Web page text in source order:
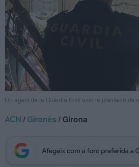
Un agent de la Guàrdia Civil amb la plantació de
ACN /Gironès / Girona